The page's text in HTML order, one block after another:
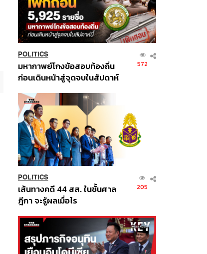
POLITICS
มหากาพย์โกงข้อสอบท้องถิ่น
ก่อนเดินหน้าสู่จุดจบในสัปดาห์
572
POLITICS
เส้นทางคดี 44 สส. ในชั้นศาล
ฎีกา จะรู้ผลเมื่อไร
205